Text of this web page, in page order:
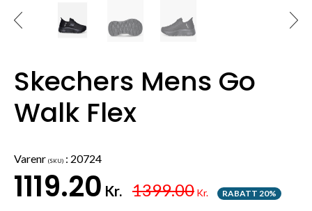
Skechers Mens Go
Walk Flex
Varenr (SKU) : 20724
1119.20 Kr. 1399.00 Kr. RABATT 20%